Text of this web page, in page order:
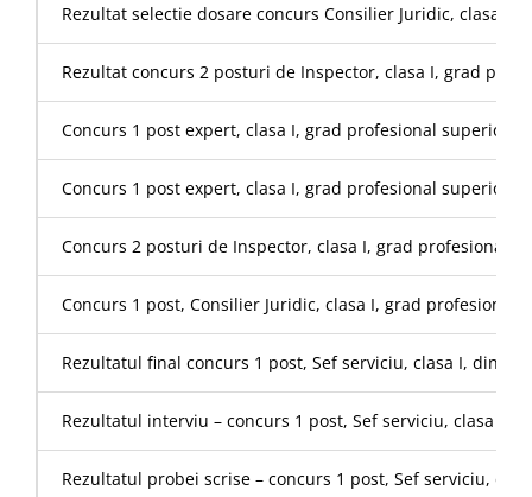
Rezultat selectie dosare concurs Consilier Juridic, clasa I,
Rezultat concurs 2 posturi de Inspector, clasa I, grad
Concurs 1 post expert, clasa I, grad profesional superior,
Concurs 1 post expert, clasa I, grad profesional superior,
Concurs 2 posturi de Inspector, clasa I, grad profesional
Concurs 1 post, Consilier Juridic, clasa I, grad
Rezultatul final concurs 1 post, Sef serviciu, clasa I, din
Rezultatul interviu – concurs 1 post, Sef serviciu, clasa I,
Rezultatul probei scrise – concurs 1 post, Sef serviciu,